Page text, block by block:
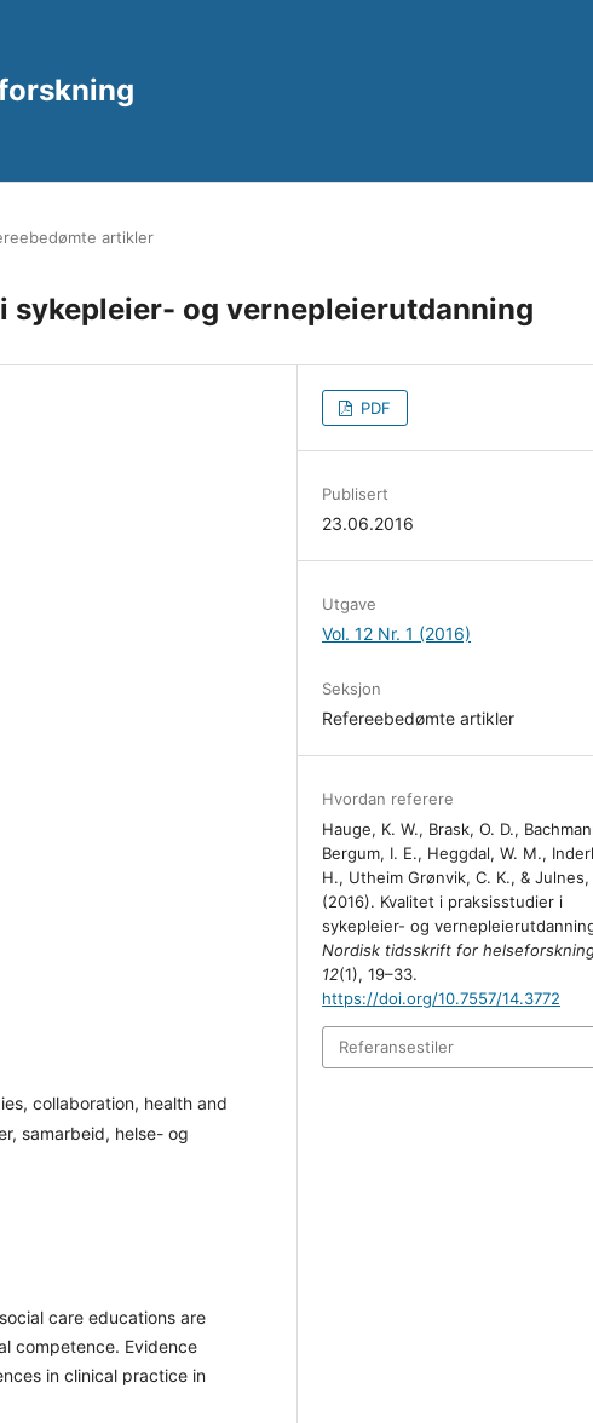
artikler
sykepleier- og vernepleierutdanning
collaboration, health and
samarbeid, helse- og
care educations are
competence. Evidence
in clinical practice in
PDF
Publisert
23.06.2016
Utgave
Vol. 12 Nr. 1 (2016)
Seksjon
Refereebedømte artikler
Hvordan referere
Hauge, K. W., Brask, O. D.,
Bergum, I. E., Heggdal, W. M.,
H., Utheim Grønvik, C. K., & Julnes,
(2016). Kvalitet i praksisstudier i
sykepleier- og
Nordisk tidsskrift for
12(1), 19–33.
https://doi.org/10.7557/14.3772
Referansestiler